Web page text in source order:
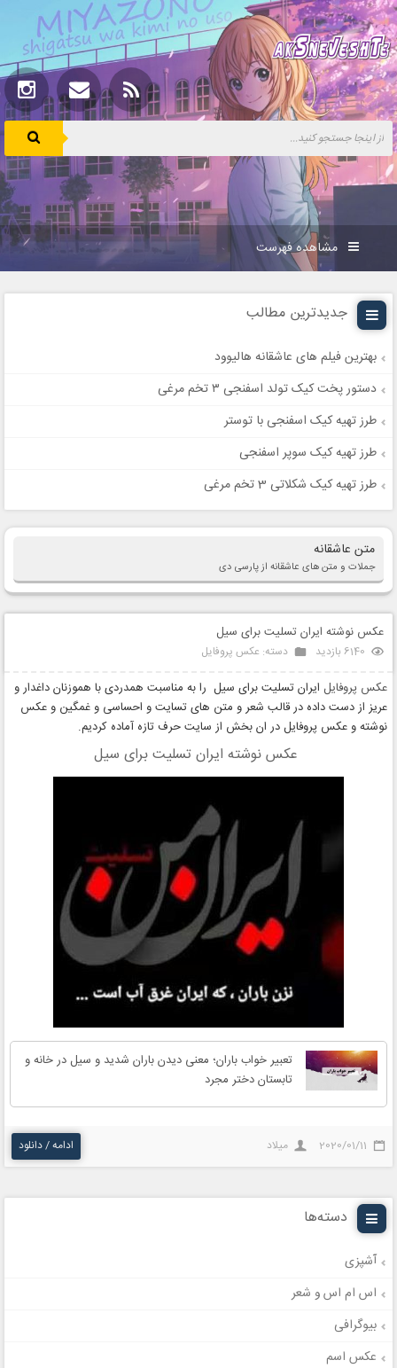
مشاهده فهرست
جدیدترین مطالب
بهترین فیلم های عاشقانه هالیوود
دستور پخت کیک تولد اسفنجی ۳ تخم مرغی
طرز تهیه کیک اسفنجی با توستر
طرز تهیه کیک سوپر اسفنجی
طرز تهیه کیک شکلاتی 3 تخم مرغی
متن عاشقانه
جملات و متن های عاشقانه از پارسی دی
عکس نوشته ایران تسلیت برای سیل
6140 بازدید دسته: عکس پروفایل
عکس پروفایل ایران تسلیت برای سیل را به مناسبت همدردی با هموزنان داغدار و
عریز از دست داده در قالب شعر و متن های تسایت و احساسی و غمگین و عکس
نوشته و عکس پروفایل در ان بخش از سایت حرف تازه آماده کردیم.
عکس نوشته ایران تسلیت برای سیل
تعبیر خواب باران؛ معنی دیدن باران شدید و سیل در خانه و
تابستان دختر مجرد
2020/01/11 میلاد ادامه / دانلود
دسته‌ها
آشپزی
اس ام اس و شعر
بیوگرافی
عکس اسم